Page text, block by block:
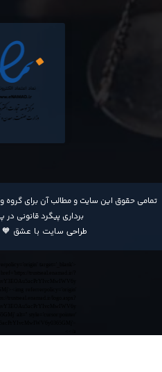
​تمامی حقوق این سایت و مطالب آن برای
برداری پیگرد قانونی
طراحی سایت با عشق